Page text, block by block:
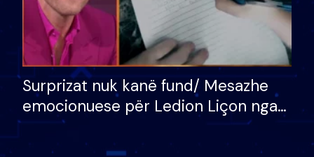
Surprizat nuk kanë fund/ Mesazhe
emocionuese për Ledion Liçon nga
nëna dhe fëmijët e tij, moderatori
nuk i mban dot lotët: Nuk meritoj…